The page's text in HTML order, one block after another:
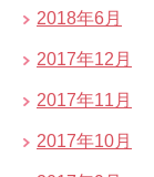
2018年6月
2017年12月
2017年11月
2017年10月